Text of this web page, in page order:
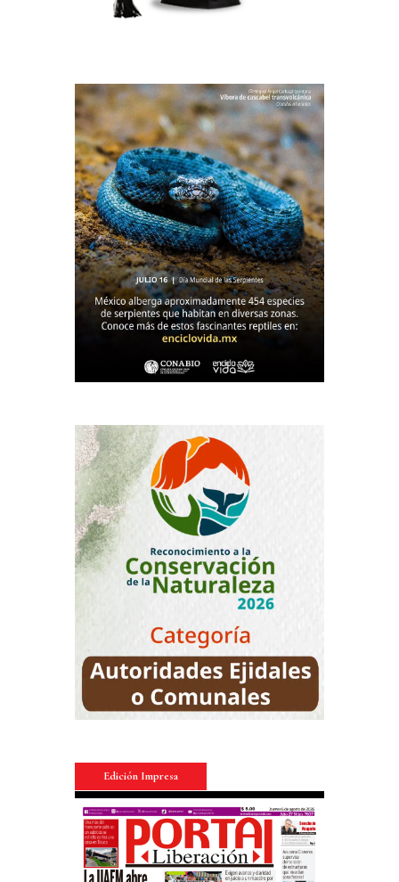
Edición Impresa